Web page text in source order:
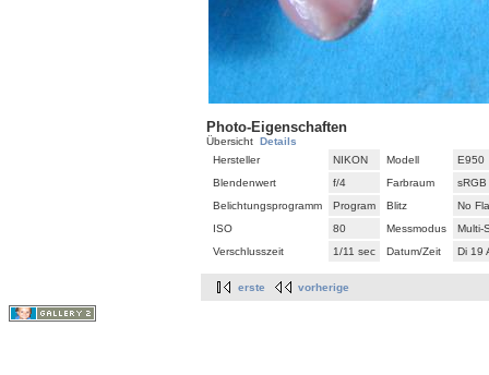
Photo-Eigenschaften
Übersicht Details
Hersteller
NIKON Modell
E950
Blendenwert
f/4 Farbraum
sRGB
Belichtungsprogramm
Program Blitz
No
ISO
80 Messmodus
Multi-
Verschlusszeit
1/11 sec Datum/Zeit Di 19
erste vorherige